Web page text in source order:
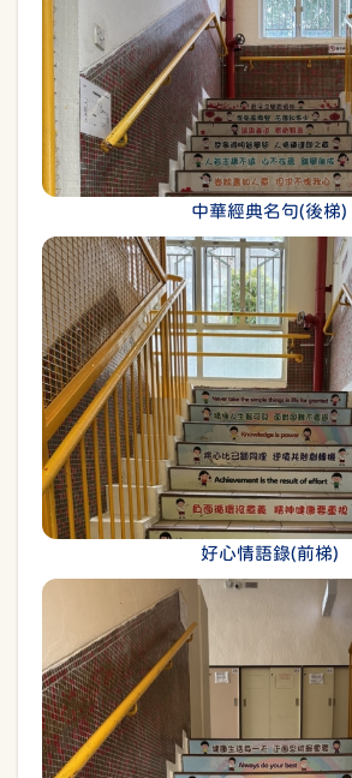
中華經典名句(後梯)
好心情語錄(前梯)